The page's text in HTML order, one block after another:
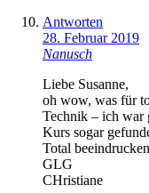
Antworten
28. Februar 2019
Nanusch
Liebe Susanne,
oh wow, was für
Technik – ich war
Kurs sogar
Total
GLG
CHristiane